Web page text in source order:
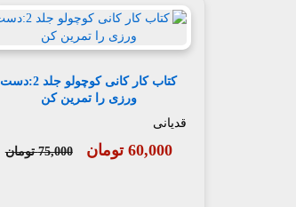
کتاب کار کانی کوچولو جلد 2:دست
ورزی را تمرین کن
قدیانی
60,000 تومان 75,000 تومان